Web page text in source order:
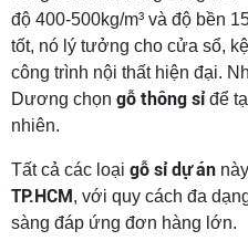
độ 400-500kg/m³ và độ bền
tốt, nó lý tưởng cho cửa sổ,
công trình nội thất hiện đại.
Dương chọn gỗ thông sỉđể
nhiên.
Tất cả các loại gỗ sỉ dự án
TP.HCM, với quy cách đa
sàng đáp ứng đơn hàng lớn.